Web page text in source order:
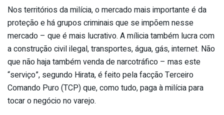
Nos territórios da milícia, o mercado mais importante é da
proteção e há grupos criminais que se impõem nesse
mercado – que é mais lucrativo. A mílicia também lucra com
a construção civil ilegal, transportes, água, gás, internet. Não
que não haja também venda de narcotráfico – mas este
“serviço”, segundo Hirata, é feito pela facção Terceiro
Comando Puro (TCP) que, como tudo, paga à milícia para
tocar o negócio no varejo.